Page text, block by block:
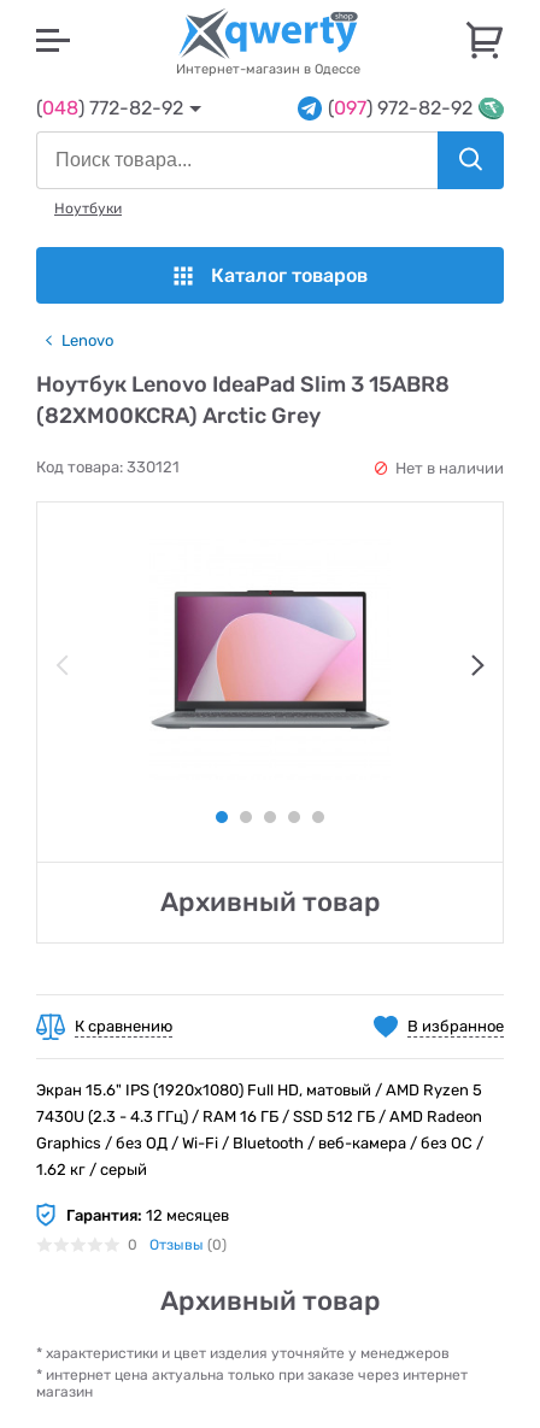
Интернет-магазин в Одессе
(048) 772-82-92 (097) 972-82-92
Ноутбуки
Каталог товаров
Lenovo
Ноутбук Lenovo IdeaPad Slim 3 15ABR8
(82XM00KCRA) Arctic Grey
Код товара: 330121 Нет в наличии
Архивный товар
В избранное
К сравнению
Экран 15.6" IPS (1920x1080) Full HD, матовый / AMD Ryzen 5
7430U (2.3 - 4.3 ГГц) / RAM 16 ГБ / SSD 512 ГБ / AMD Radeon
Graphics / без ОД / Wi-Fi / Bluetooth / веб-камера / без ОС /
1.62 кг / серый
Гарантия: 12 месяцев
0 Отзывы (0)
Архивный товар
* характеристики и цвет изделия уточняйте у менеджеров
* интернет цена актуальна только при заказе через интернет
магазин